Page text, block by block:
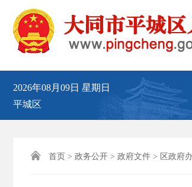
2026年08月09日 星期日
平城区
 首页 > 政务公开 > 政府文件 > 区政府